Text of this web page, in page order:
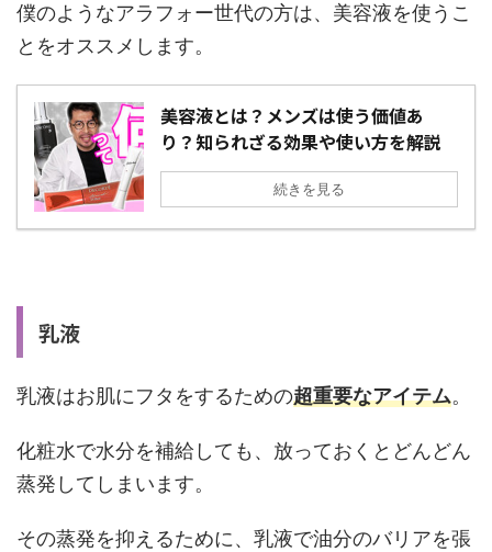
僕のようなアラフォー世代の方は、美容液を使うこ
とをオススメします。
美容液とは？メンズは使う価値あ
り？知られざる効果や使い方を解説
続きを見る
乳液
乳液はお肌にフタをするための超重要なアイテム。
化粧水で水分を補給しても、放っておくとどんどん
蒸発してしまいます。
その蒸発を抑えるために、乳液で油分のバリアを張